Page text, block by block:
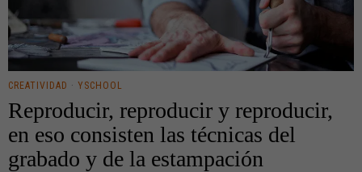
CREATIVIDAD · YSCHOOL
Reproducir, reproducir y reproducir,
en eso consisten las técnicas del
grabado y de la estampación